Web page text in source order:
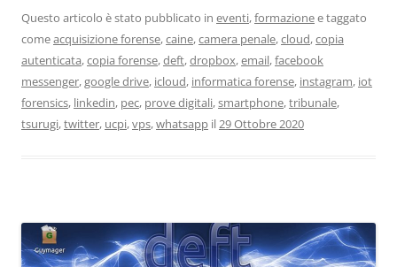
Questo articolo è stato pubblicato in eventi,formazionee taggato
comeacquisizione forense,caine,camera penale,cloud,copia
autenticata,copia forense,deft,dropbox,email,facebook
messenger,google drive, icloud, informatica forense, instagram, iot
forensics, linkedin, pec, prove digitali,smartphone,tribunale,
tsurugi,twitter, ucpi,vps,whatsapp il29 Ottobre 2020